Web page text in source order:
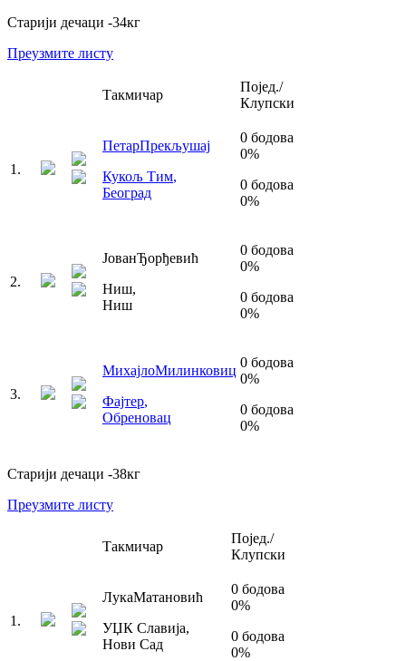
Старији дечаци -34кг
Преузмите листу
Такмичар
Појед./
Клупски
1 .
ПетарПрекљушај
Кукољ Тим,
Београд
0 бодова
0%
0 бодова
0%
2.
ЈованЂорђевић
Ниш,
Ниш
0 бодова
0%
0 бодова
0%
3.
МихајлоМилинковиц
Фајтер,
Обреновац
0 бодова
0%
0 бодова
0%
Старији дечаци -38кг
Преузмите листу
Такмичар
Појед./
Клупски
1 .
ЛукаМатановић
УЏК Славија,
Нови Сад
0 бодова
0%
0 бодова
0%